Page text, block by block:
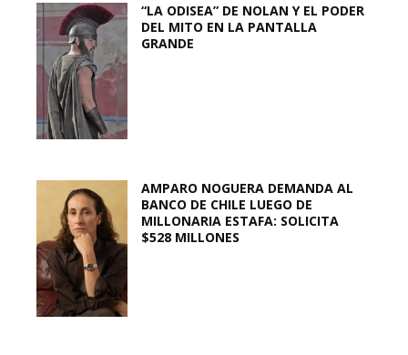
“LA ODISEA” DE NOLAN Y EL PODER
DEL MITO EN LA PANTALLA
GRANDE
AMPARO NOGUERA DEMANDA AL
BANCO DE CHILE LUEGO DE
MILLONARIA ESTAFA: SOLICITA
$528 MILLONES